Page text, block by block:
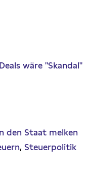
wäre "Skandal"
den Staat melken
Steuerpolitik